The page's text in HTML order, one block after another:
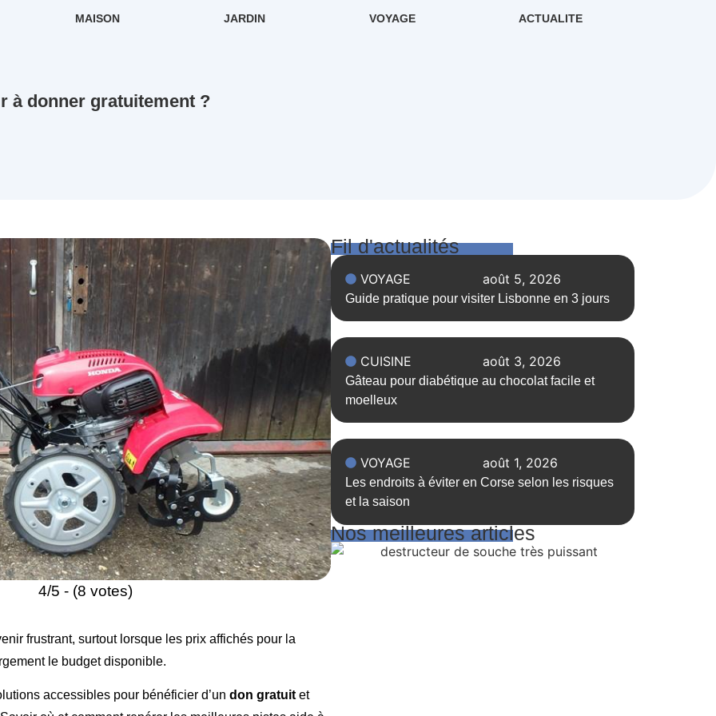
MAISON JARDIN VOYAGE ACTUALITE
à donner gratuitement ?
4/5 - (8 votes)
frustrant, surtout lorsque les prix affichés pour la
le budget disponible.
accessibles pour bénéficier d’un don gratuit et
Fil d'actualités
VOYAGE août 5, 2026
Guide pratique pour visiter Lisbonne en 3 jours
CUISINE août 3, 2026
Gâteau pour diabétique au chocolat facile et
moelleux
VOYAGE août 1, 2026
Les endroits à éviter en Corse selon les risques
et la saison
Nos meilleures articles